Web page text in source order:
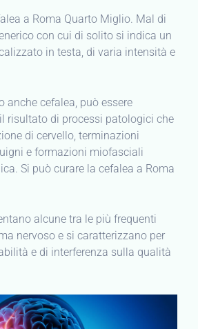
a Roma Quarto Miglio. Mal di
con cui di solito si indica un
in testa, di varia intensità e
anche cefalea, può essere
risultato di processi patologici che
di cervello, terminazioni
e formazioni miofasciali
Si può curare la cefalea a Roma
alcune tra le più frequenti
nervoso e si caratterizzano per
e di interferenza sulla qualità